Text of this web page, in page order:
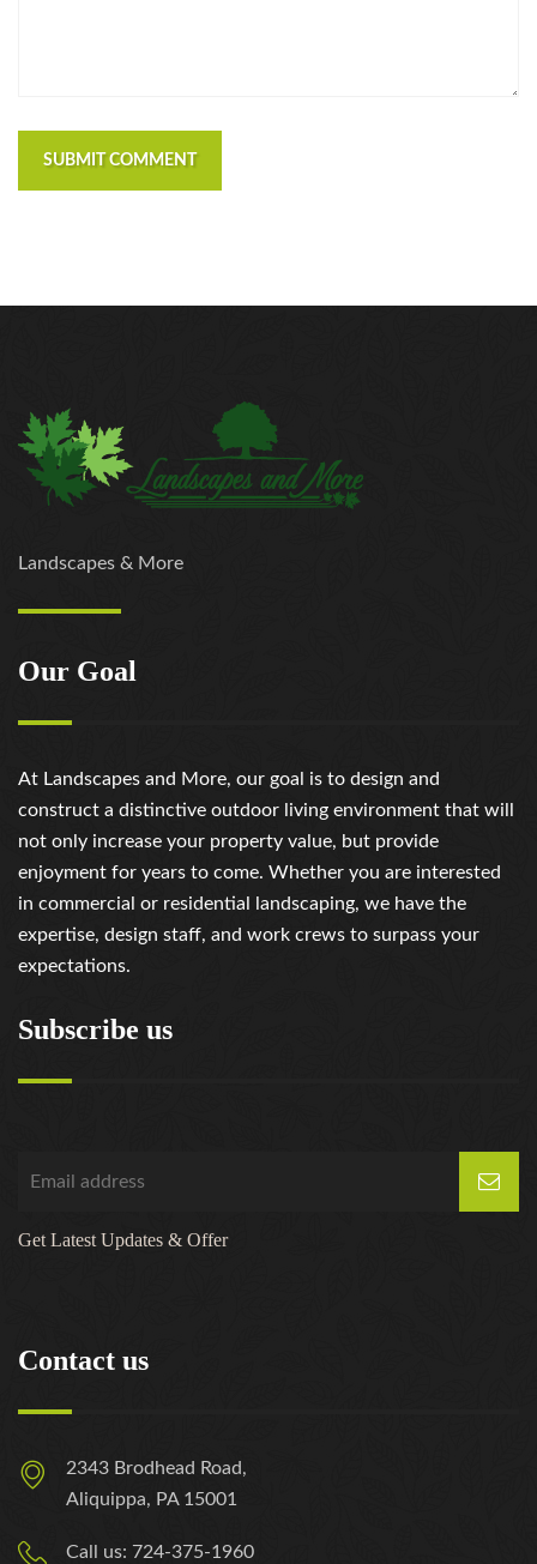
SUBMIT COMMENT
Landscapes & More
Our Goal
At Landscapes and More, our goal is to design and
construct a distinctive outdoor living environment that will
not only increase your property value, but provide
enjoyment for years to come. Whether you are interested
in commercial or residential landscaping, we have the
expertise, design staff, and work crews to surpass your
expectations.
Subscribe us
Get Latest Updates & Offer
Contact us
2343 Brodhead Road,
Aliquippa, PA 15001
Call us: 724-375-1960